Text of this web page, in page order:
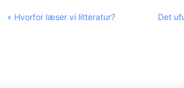
« Hvorfor læser vi litteratur?
Det